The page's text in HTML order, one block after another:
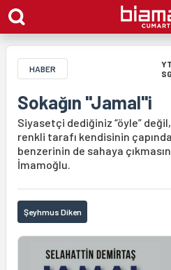
HABER
Sokağın "Jamal"i
Siyasetçi dediğiniz “öyle”
renkli tarafı kendisinin
benzerinin de sahaya
İmamoğlu.
Şeyhmus Diken